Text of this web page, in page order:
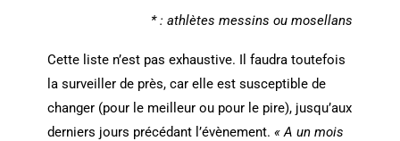
* : athlètes messins ou mosellans
Cette liste n’est pas exhaustive. Il faudra toutefois
la surveiller de près, car elle est susceptible de
changer (pour le meilleur ou pour le pire), jusqu’aux
derniers jours précédant l’évènement. « A un mois